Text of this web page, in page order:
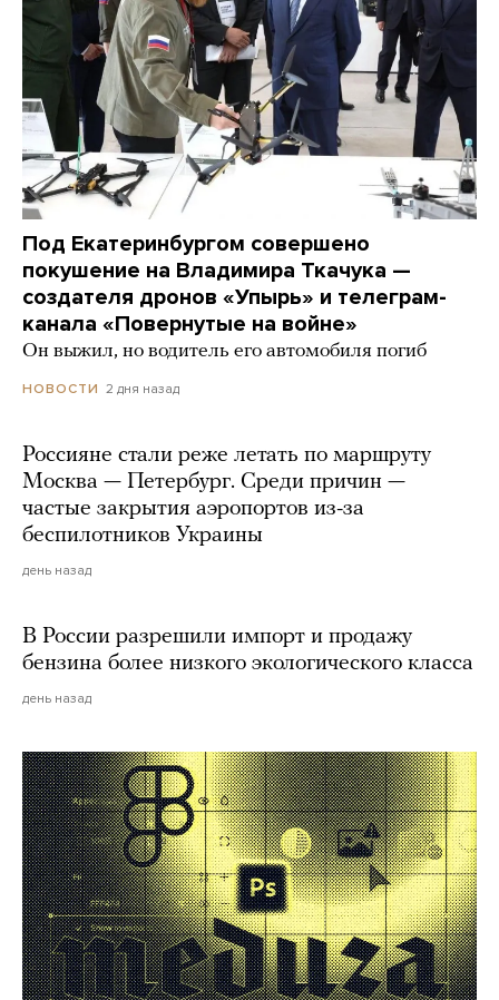
Под Екатеринбургом совершено
покушение на Владимира Ткачука —
создателя дронов «Упырь» и телеграм-
канала «Повернутые на войне»
Он выжил, но водитель его автомобиля погиб
НОВОСТИ 2 дня назад
Россияне стали реже летать по маршруту
Москва — Петербург. Среди причин —
частые закрытия аэропортов из-за
беспилотников Украины
день назад
В России разрешили импорт и продажу
бензина более низкого экологического класса
день назад